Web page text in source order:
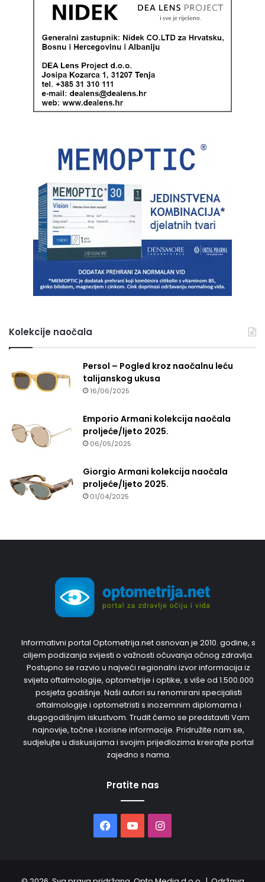
Kolekcije naočala
Persol – Pogled kroz naočalnu leću
talijanskog ukusa
16/06/2025
Emporio Armani kolekcija naočala
proljeće/ljeto 2025.
06/05/2025
Giorgio Armani kolekcija naočala
proljeće/ljeto 2025.
01/04/2025
Informativni portal Optometrija.net osnovan je 2010. godine, s
ciljem podizanja svijesti o važnosti očuvanja očnog zdravlja.
Postupno se razvio u najveći regionalni izvor informacija iz
svijeta oftalmologije, optometrije i optike, s više od 1.500.000
posjeta godišnje. Naši autori su renomirani specijalisti
oftalmologije i optometristi s inozemnim diplomama i
dugogodišnjim iskustvom. Trudit ćemo se predstaviti Vam
najnovije, točne i korisne informacije. Pridružite nam se,
sudjelujte u diskusijama i svojim prijedlozima kreirajte portal
zajedno s nama.
Pratite nas
Facebook
YouTubeInstagram